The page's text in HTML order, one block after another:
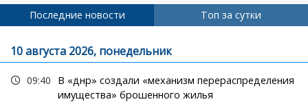
Последние новости Топ за сутки
10 августа 2026, понедельник
09:40
В «днр» создали «механизм перераспределения
имущества» брошенного жилья